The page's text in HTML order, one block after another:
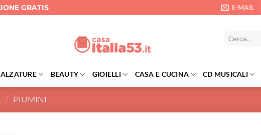
GRATIS E-MAIL
BEAUTY GIOIELLI CASA E CUCINA CD MUSICALI
/ PIUMINI